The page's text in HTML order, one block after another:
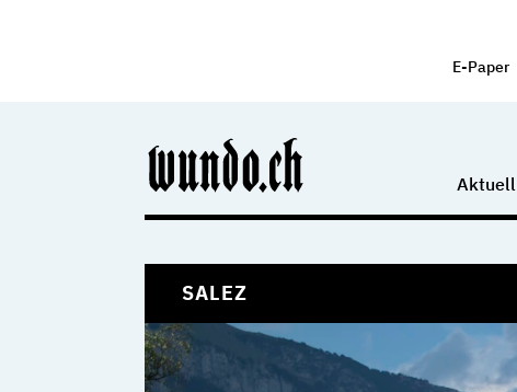
E-Paper
Aktuell
SALEZ